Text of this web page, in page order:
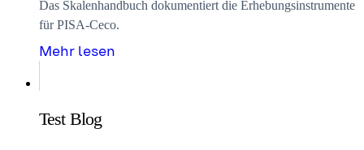
Das Skalenhandbuch dokumentiert die Erhebungsinstrumente
für PISA-Ceco.
Mehr lesen
Test Blog